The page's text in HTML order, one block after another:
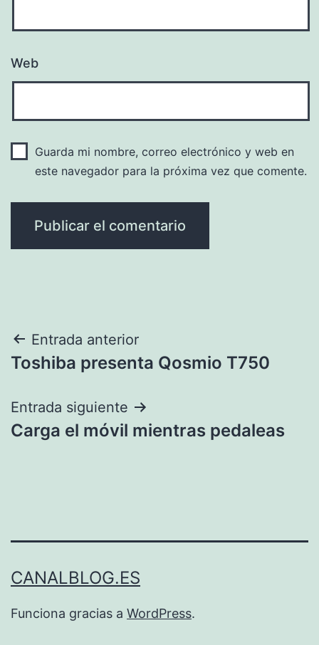
Web
Guarda mi nombre, correo electrónico y web en
este navegador para la próxima vez que comente.
Navegación
de
entradas
Entrada anterior
Toshiba presenta Qosmio T750
Entrada siguiente
Carga el móvil mientras pedaleas
CANALBLOG.ES
Funciona gracias a WordPress.